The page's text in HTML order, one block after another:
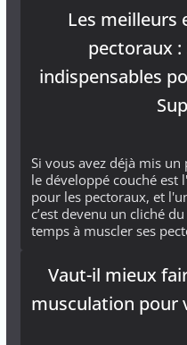
Les meilleurs
pectoraux
indispensables
Si vous avez déjà mis un
le développé couché est
pour les pectoraux, et
c’est devenu un cliché
temps à muscler ses
Vaut-il mieux
musculation pour